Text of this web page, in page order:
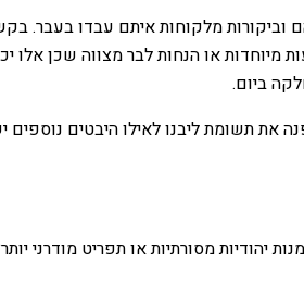
וביקורות מלקוחות איתם עבדו בעבר.
או הנחות לבר מצווה שכן אלו
ביום.
את תשומת ליבנו לאילו היבטים
יהודיות מסורתיות או תפריט מודרני